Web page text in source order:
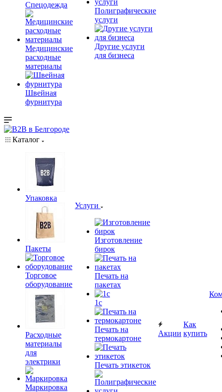
Спецодежда
Медицинские
расходные
материалы
Швейная
фурнитура
Полиграфические
услуги
Другие услуги
для бизнеса
Каталог
Упаковка
Пакеты
Торговое
оборудование
Расходные
материалы
для
электрики
Маркировка
Услуги
Изготовление
бирок
Печать на
пакетах
1c
Печать на
термокартоне
Печать этикеток
Акции
Как
купить